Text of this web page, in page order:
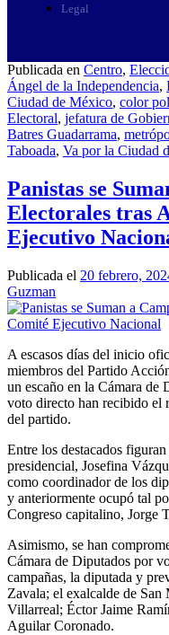
Legal
Publicada en Centro,
Ángel de la Independencia,
Ciudad de México, color
Electoral, jefatura de
Batres Guadarrama,
Taboada, Va por la Ciudad
Panistas se
Electorales tras
Ejecutivo
Publicada el 20 febrero,
Guzman
A escasos días del inicio
miembros del Partido
un escaño en la Cámara de
voto directo han recibido el
del partido.
Entre los destacados
presidencial, Josefina
como coordinador de los
y anteriormente ocupó tal
Congreso capitalino, Jorge
Asimismo, se han
Cámara de Diputados por
campañas, la diputada y
Zavala; el exalcalde de
Villarreal; Éctor Jaime
Aguilar Coronado.